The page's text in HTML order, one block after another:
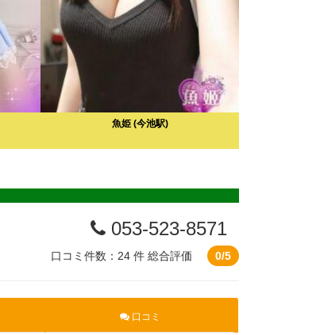
魚姫 (今池駅)
053-523-8571
口コミ件数：24 件 総合評価 0/5
口コミ